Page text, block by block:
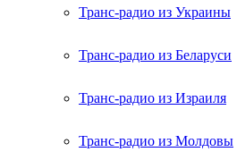
Транс-радио из Украины
Транс-радио из Беларуси
Транс-радио из Израиля
Транс-радио из Молдовы